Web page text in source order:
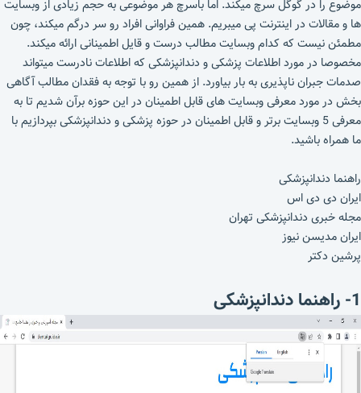
موضوع را در گوگل سرچ میکند. اما باسرچ هر موضوعی به حجم زیادی از وبسایت
ها و مقالات در اینترنت پی میبریم. همین فراوانی افراد رو سر درگم میکند، چون
مطمئن نیست که کدام وبسایت مطالب درست و قایل اطمینانی ارائه میکند.
مخصوصا در مورد اطلاعات پزشکی و دندانپزشکی که اطلاعات نادرست میتواند
صدمات جبران ناپذیری به بار بیاورد. از همین رو با توجه به فقدان مطالب آگاهی
بخش در مورد معرفی وبسایت های قابل اطمینان در این حوزه برآن شدیم تا به
معرفی 5 وبسایت برتر و قابل اطمینان در حوزه پزشکی و دندانپزشکی بپردازیم با
ما همراه باشید.
راهنما دندانپزشکی
ایران دی دی اس
مجله خبری دندانپزشکی تهران
ایران مدیسن نیوز
پرشین دکتر
1- راهنما دندانپزشکی